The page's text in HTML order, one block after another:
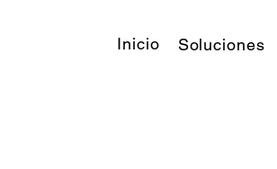
Inicio Soluciones